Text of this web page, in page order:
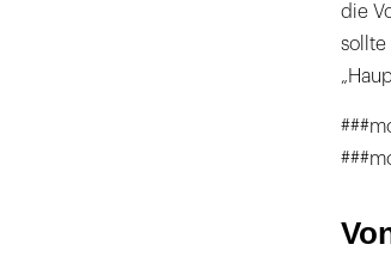
die
sollte